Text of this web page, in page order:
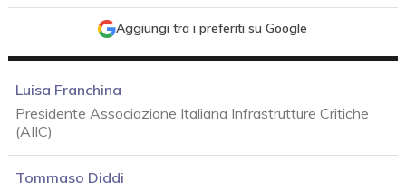
Aggiungi tra i preferiti su Google
Luisa Franchina
Presidente Associazione Italiana Infrastrutture Critiche
(AIIC)
Tommaso Diddi